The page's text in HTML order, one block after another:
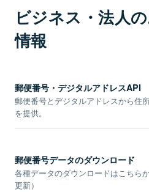
ビジネス・法人
情報
郵便番号・デジタルアドレスAPI
郵便番号とデジタルアドレスから住
を提供。
郵便番号データのダウンロード
各種データのダウンロードはこちら
更新）